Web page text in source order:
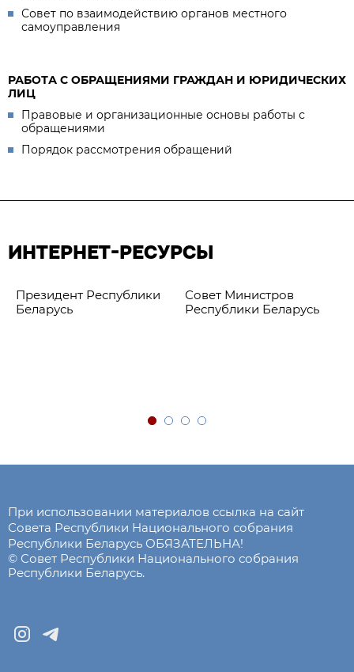
Совет по взаимодействию органов местного
самоуправления
РАБОТА С ОБРАЩЕНИЯМИ ГРАЖДАН И ЮРИДИЧЕСКИХ
ЛИЦ
Правовые и организационные основы работы с
обращениями
Порядок рассмотрения обращений
ИНТЕРНЕТ-РЕСУРСЫ
Президент Республики
Беларусь
Совет Министров
Республики Беларусь
При использовании материалов ссылка на сайт
Совета Республики Национального собрания
Республики Беларусь ОБЯЗАТЕЛЬНА!
© Совет Республики Национального собрания
Республики Беларусь.